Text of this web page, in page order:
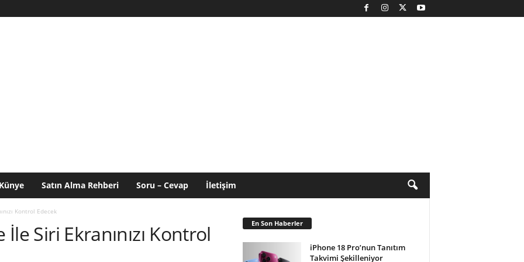
Künye Satın Alma Rehberi Soru – Cevap İletişim
Kontrol Edecek
Siri Ekranınızı Kontrol
En Son Haberler
iPhone 18 Pro’nun Tanıtım
Takvimi Şekilleniyor